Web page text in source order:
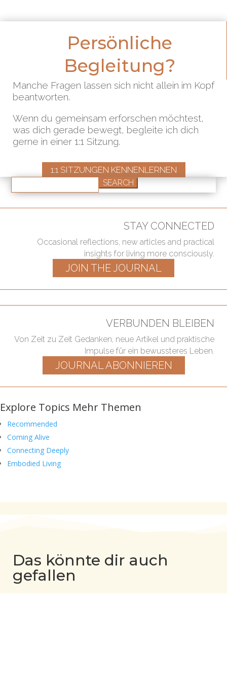
Persönliche
Begleitung?
Manche Fragen lassen sich nicht allein im Kopf
beantworten.
Wenn du gemeinsam erforschen möchtest,
was dich gerade bewegt, begleite ich dich
gerne in einer 1:1 Sitzung.
1:1 SITZUNGEN KENNENLERNEN
for:
STAY CONNECTED
Occasional reflections, new articles and practical
insights for living more consciously.
JOIN THE JOURNAL
VERBUNDEN BLEIBEN
Von Zeit zu Zeit Gedanken, neue Artikel und praktische
Impulse für ein bewussteres Leben.
JOURNAL ABONNIEREN
Explore Topics Mehr Themen
Recommended
Coming Alive
Connecting Deeply
Embodied Living
Das könnte dir auch
gefallen